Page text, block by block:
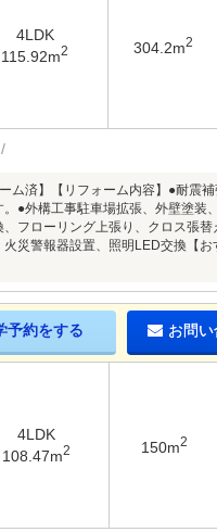
4LDK
115.92m2 304.2m2
済】【リフォーム内容】●耐震
●外構工事駐車場拡張、外壁塗装
フローリング上張り、クロス張替
災警報器設置、照明LED交換【お
予約をする お問
4LDK
108.47m2 150m2